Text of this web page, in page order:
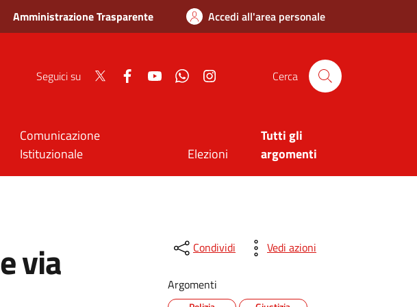
Amministrazione Trasparente Accedi all'area personale
Seguici su Twitter FacebookYoutube Whatsapp Cerca
Comunicazione
Istituzionale
Elezioni
Tutti gli
argomenti
via
Condividi Vedi azioni
Argomenti